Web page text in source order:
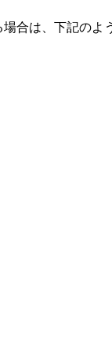
合は、下記のよ